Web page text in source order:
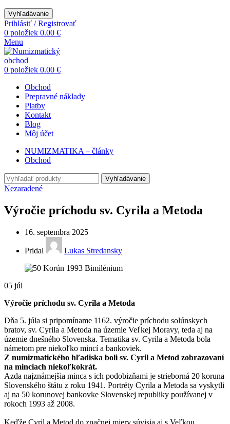
Vyhľadávanie
Prihlásiť / Registrovať
0 položiek 0.00 €
Menu
0 položiek 0.00 €
Obchod
Prepravné náklady
Platby
Kontakt
Blog
Môj účet
NUMIZMATIKA – články
Obchod
Vyhľadávanie
Nezaradené
Výročie príchodu sv. Cyrila a Metoda
16. septembra 2025
Pridal Lukas Stredansky
05 júl
Výročie príchodu sv. Cyrila a Metoda
Dňa 5. júla si pripomíname 1162. výročie príchodu solúnskych
bratov, sv. Cyrila a Metoda na územie Veľkej Moravy, teda aj na
územie dnešného Slovenska. Tematika sv. Cyrila a Metoda bola
námetom pre niekoľko mincí a bankoviek.
Z numizmatického hľadiska boli sv. Cyril a Metod zobrazovaní
na minciach niekoľkokrát.
Azda najznámejšia minca s ich podobizňami je strieborná 20 koruna
Slovenského štátu z roku 1941. Portréty Cyrila a Metoda sa vyskytli
aj na 50 korunovej bankovke Slovenskej republiky používanej v
rokoch 1993 až 2008.
Keďže Cyril a Metod do značnej miery súvisia aj s Veľkou